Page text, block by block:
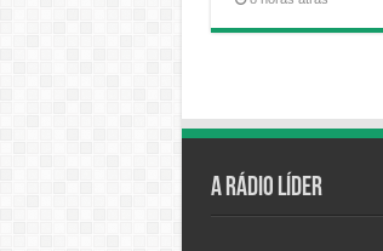
A Rádio Líder